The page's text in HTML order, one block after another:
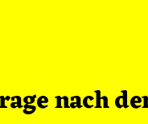
nach